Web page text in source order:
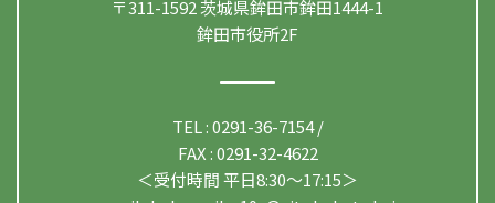
〒311-1592 茨城県鉾田市鉾田1444-1
鉾田市役所2F
TEL : 0291-36-7154 /
FAX : 0291-32-4622
＜受付時間 平日8:30〜17:15＞